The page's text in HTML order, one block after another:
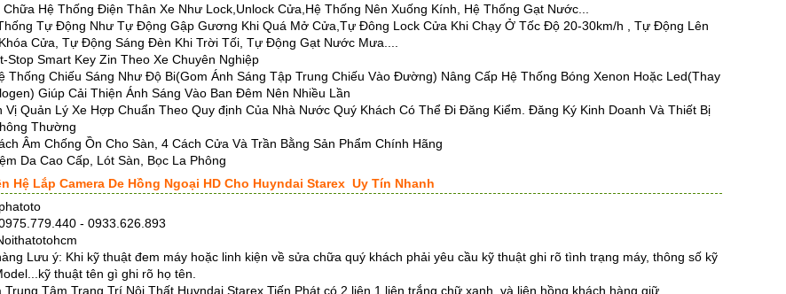
Hệ Thống Điện Thân Xe Như Lock,Unlock Cửa,Hệ Thống Nên Xuống Kính, Hệ Thống Gạt Nước...
Tự Động Như Tự Động Gập Gương Khi Quá Mở Cửa,Tự Đông Lock Cửa Khi Chạy Ở Tốc Độ 20-30km/h , Tự Động Lên
Cửa, Tự Động Sáng Đèn Khi Trời Tối, Tự Động Gạt Nước Mưa....
Stop Smart Key Zin Theo Xe Chuyên Nghiệp
Thống Chiếu Sáng Như Độ Bi(Gom Ánh Sáng Tập Trung Chiếu Vào Đường) Nâng Cấp Hệ Thống Bóng Xenon Hoặc Led(Thay
Giúp Cải Thiện Ánh Sáng Vào Ban Đêm Nên Nhiều Lần
Quản Lý Xe Hợp Chuẩn Theo Quy định Của Nhà Nước Quý Khách Có Thể Đi Đăng Kiểm. Đăng Ký Kinh Doanh Và Thiết Bị
Thường
Âm Chống Ồn Cho Sàn, 4 Cách Cửa Và Trần Bằng Sản Phẩm Chính Hãng
Da Cao Cấp, Lót Sàn, Bọc La Phông
Hệ Lắp Camera De Hồng Ngoại HD Cho Huyndai Starex Uy Tín Nhanh
- 0933.626.893
Lưu ý: Khi kỹ thuật đem máy hoặc linh kiện về sửa chữa quý khách phải yêu cầu kỹ thuật ghi rõ tình trạng máy, thông số kỹ
thuật tên gì ghi rõ họ tên.
Trung Tâm Trang Trí Nội Thất Huyndai Starex Tiến Phát có 2 liên 1 liên trắng chữ xanh, và liên hồng khách hàng giữ.